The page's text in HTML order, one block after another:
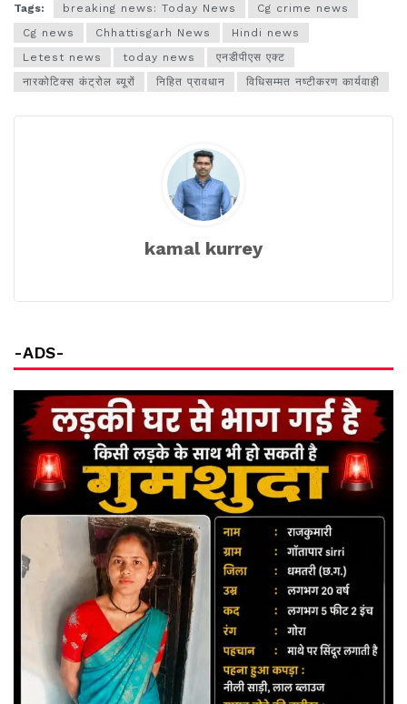
Tags: breaking news: Today News
Cg crime news
Cg news
Chhattisgarh News
Hindi news
Letest news
today news
एनडीपीएस एक्ट
नारकोटिक्स कंट्रोल ब्यूरों
निहित प्रावधान विधिसम्मत नष्टीकरण कार्यवाही
kamal kurrey
-ADS-